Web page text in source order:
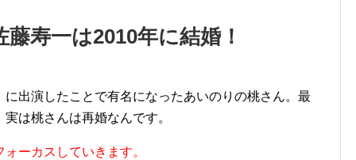
寿一は2010年に結婚！
出演したことで有名になったあいのりの桃さん。最
は桃さんは再婚なんです。
ーカスしていきます。